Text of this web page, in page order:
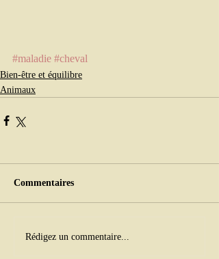
#maladie #cheval
Bien-être et équilibre
Animaux
Commentaires
Rédigez un commentaire...